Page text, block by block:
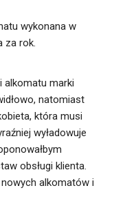
wykonana w
za rok.
alkomatu marki
natomiast
która musi
wyładowuje
obsługi klienta.
alkomatów i